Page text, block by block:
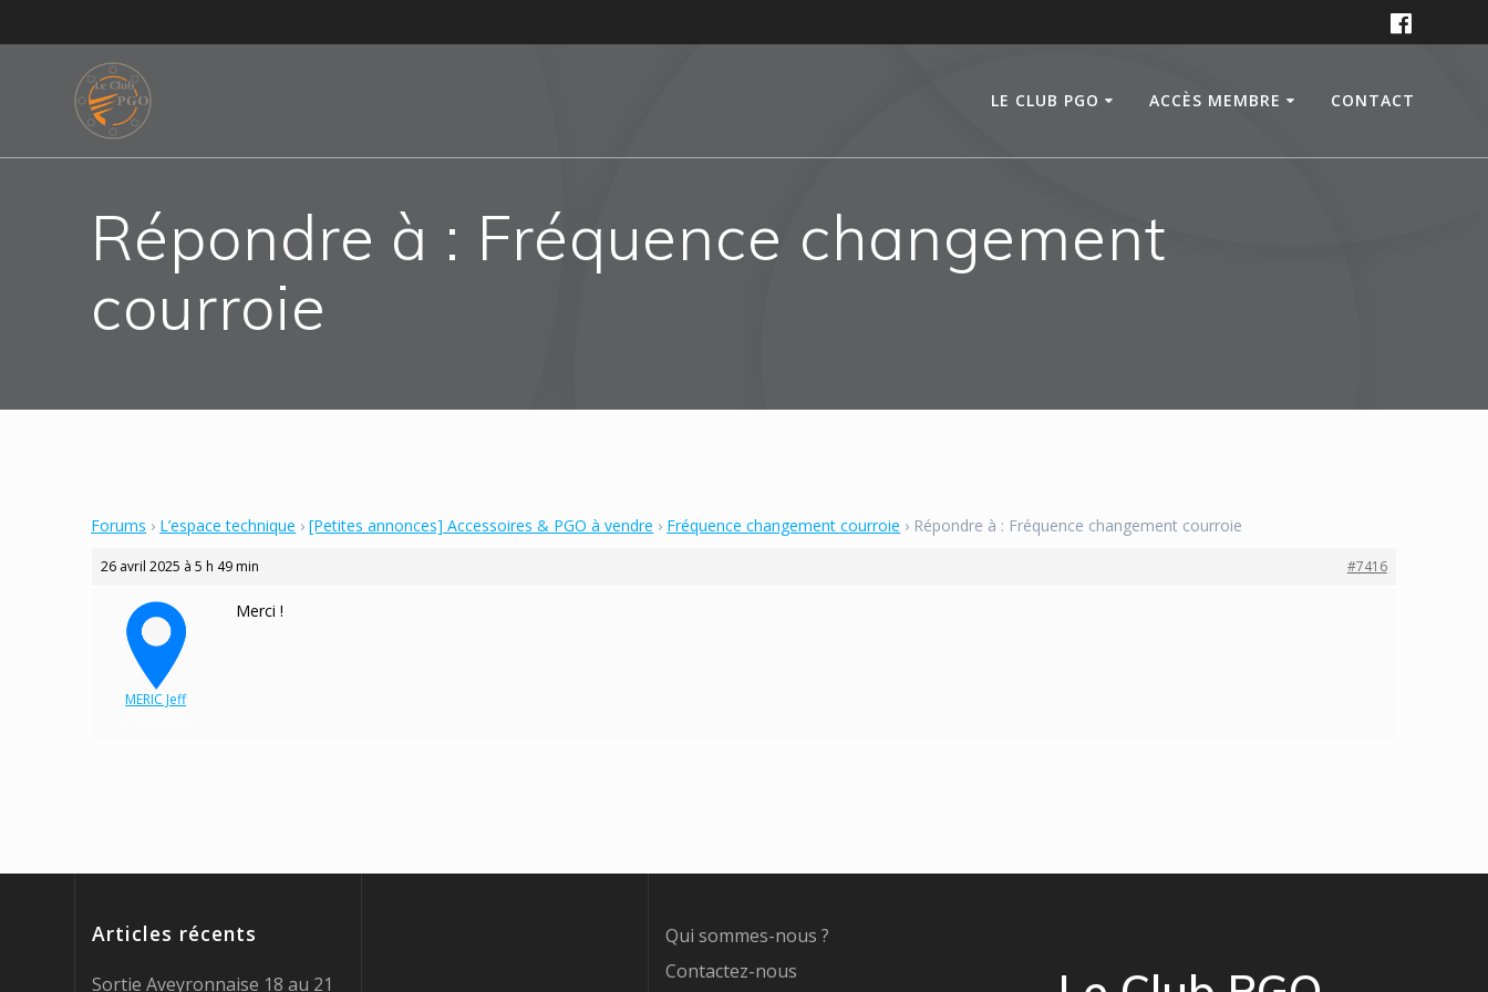
to
LE CLUB PGO ACCÈS MEMBRE CONTACT
Répondre à : Fréquence changement
courroie
Forums › L’espace technique › [Petites annonces] Accessoires & PGO à vendre › Fréquence changement courroie › Répondre à : Fréquence changement courroie
26 avril 2025 à 5 h 49 min #7416
MERIC Jeff
Merci !
Articles récents
Sortie Aveyronnaise 18 au 21
Qui sommes-nous ?
Contactez-nous